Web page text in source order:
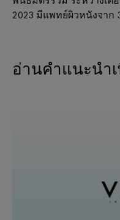
2023 มีแพทย์ผิวหนังจาก
อ่านคำแนะนำ